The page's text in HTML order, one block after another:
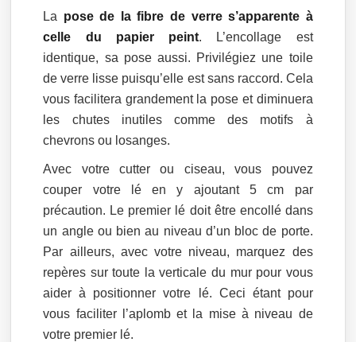
La pose de la fibre de verre s’apparente à
celle du papier peint. L’encollage est
identique, sa pose aussi. Privilégiez une toile
de verre lisse puisqu’elle est sans raccord. Cela
vous facilitera grandement la pose et diminuera
les chutes inutiles comme des motifs à
chevrons ou losanges.
Avec votre cutter ou ciseau, vous pouvez
couper votre lé en y ajoutant 5 cm par
précaution. Le premier lé doit être encollé dans
un angle ou bien au niveau d’un bloc de porte.
Par ailleurs, avec votre niveau, marquez des
repères sur toute la verticale du mur pour vous
aider à positionner votre lé. Ceci étant pour
vous faciliter l’aplomb et la mise à niveau de
votre premier lé.